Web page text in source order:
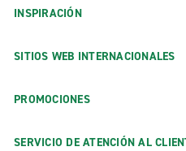
INSPIRACIÓN
SITIOS WEB INTERNACIONALES
PROMOCIONES
SERVICIO DE ATENCIÓN AL